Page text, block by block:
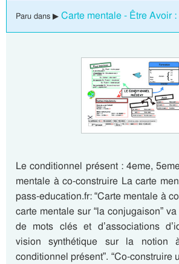
Paru dans ▶ Carte mentale - Être Avoir
Le conditionnel présent : 4eme,
mentale à co-construire La carte
pass-education.fr: “Carte mentale à
carte mentale sur “la conjugaison”
de mots clés et d’associations
vision synthétique sur la notion
conditionnel présent”. “Co-construire